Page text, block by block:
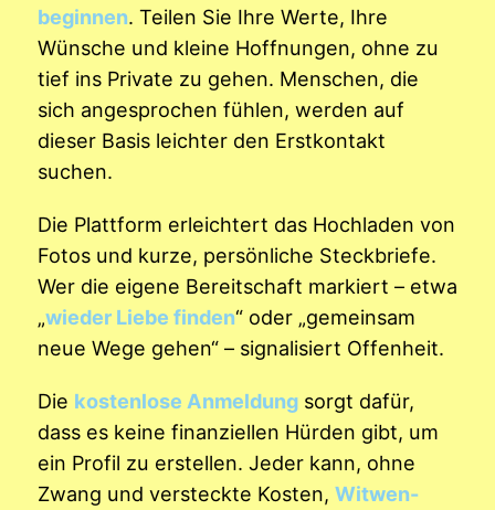
beginnen. Teilen Sie Ihre Werte, Ihre
Wünsche und kleine Hoffnungen, ohne zu
tief ins Private zu gehen. Menschen, die
sich angesprochen fühlen, werden auf
dieser Basis leichter den Erstkontakt
suchen.
Die Plattform erleichtert das Hochladen von
Fotos und kurze, persönliche Steckbriefe.
Wer die eigene Bereitschaft markiert – etwa
„wieder Liebe finden“ oder „gemeinsam
neue Wege gehen“ – signalisiert Offenheit.
Die kostenlose Anmeldung sorgt dafür,
dass es keine finanziellen Hürden gibt, um
ein Profil zu erstellen. Jeder kann, ohne
Zwang und versteckte Kosten, Witwen-